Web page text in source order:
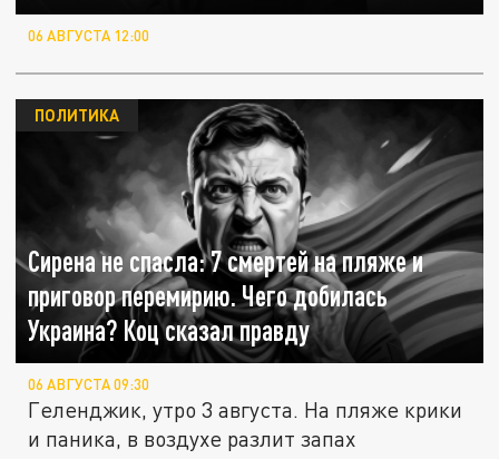
06 АВГУСТА 12:00
Сирена не спасла: 7 смертей на пляже и
приговор перемирию. Чего добилась
Украина? Коц сказал правду
ПОЛИТИКА
06 АВГУСТА 09:30
Геленджик, утро 3 августа. На пляже крики
и паника, в воздухе разлит запах